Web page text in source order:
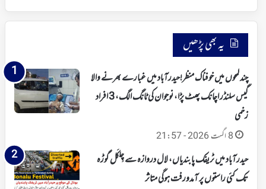
یہ بھی پڑھیں
چند لمحوں میں خوفناک منظر!حیدرآباد میں غبارے بھرنے والا
گیس سلنڈر اچانک پھٹ پڑا، نوجوان کی ٹانگ الگ، 3 افراد
زخمی
8 اگست 2026 - 21:57
حیدرآباد میں ٹریفک پابندیاں، لال دروازہ سے چِلکَل گوڑہ
تک کئی راستوں پر آمدورفت ہوگی متاثر